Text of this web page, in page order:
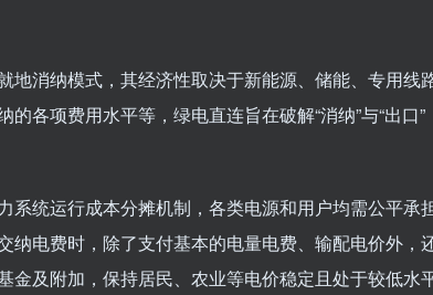
消纳模式，其经济性取决于新能源、储能、专用线
各项费用水平等，绿电直连旨在破解“消纳”与“出口”
系统运行成本分摊机制，各类电源和用户均需公平承
电费时，除了支付基本的电量电费、输配电价外，
金及附加，保持居民、农业等电价稳定且处于较低水